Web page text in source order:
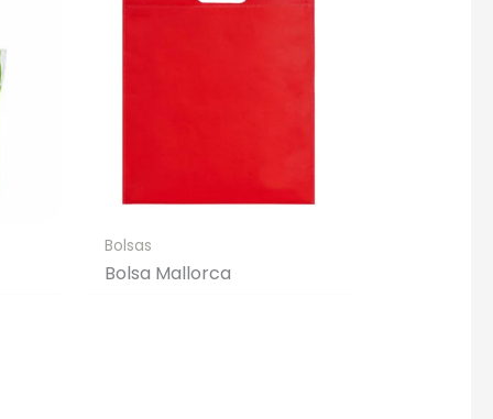
Bolsas
Bolsa Mallorca